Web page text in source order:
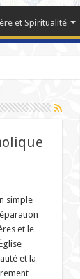
et Spiritualité
simple
et le
et la